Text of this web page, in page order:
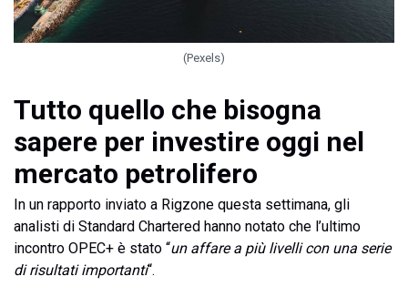
(Pexels)
Tutto quello che bisogna
sapere per investire oggi nel
mercato petrolifero
In un rapporto inviato a Rigzone questa settimana, gli
analisti di Standard Chartered hanno notato che l’ultimo
incontro OPEC+ è stato “un affare a più livelli con una serie
di risultati importanti“.